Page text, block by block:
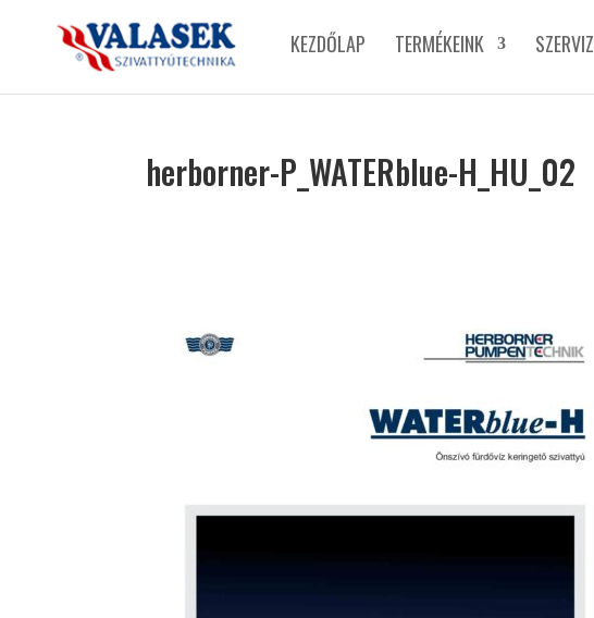
KEZDŐLAP TERMÉKEINK SZERVIZ
herborner-P_WATERblue-H_HU_02